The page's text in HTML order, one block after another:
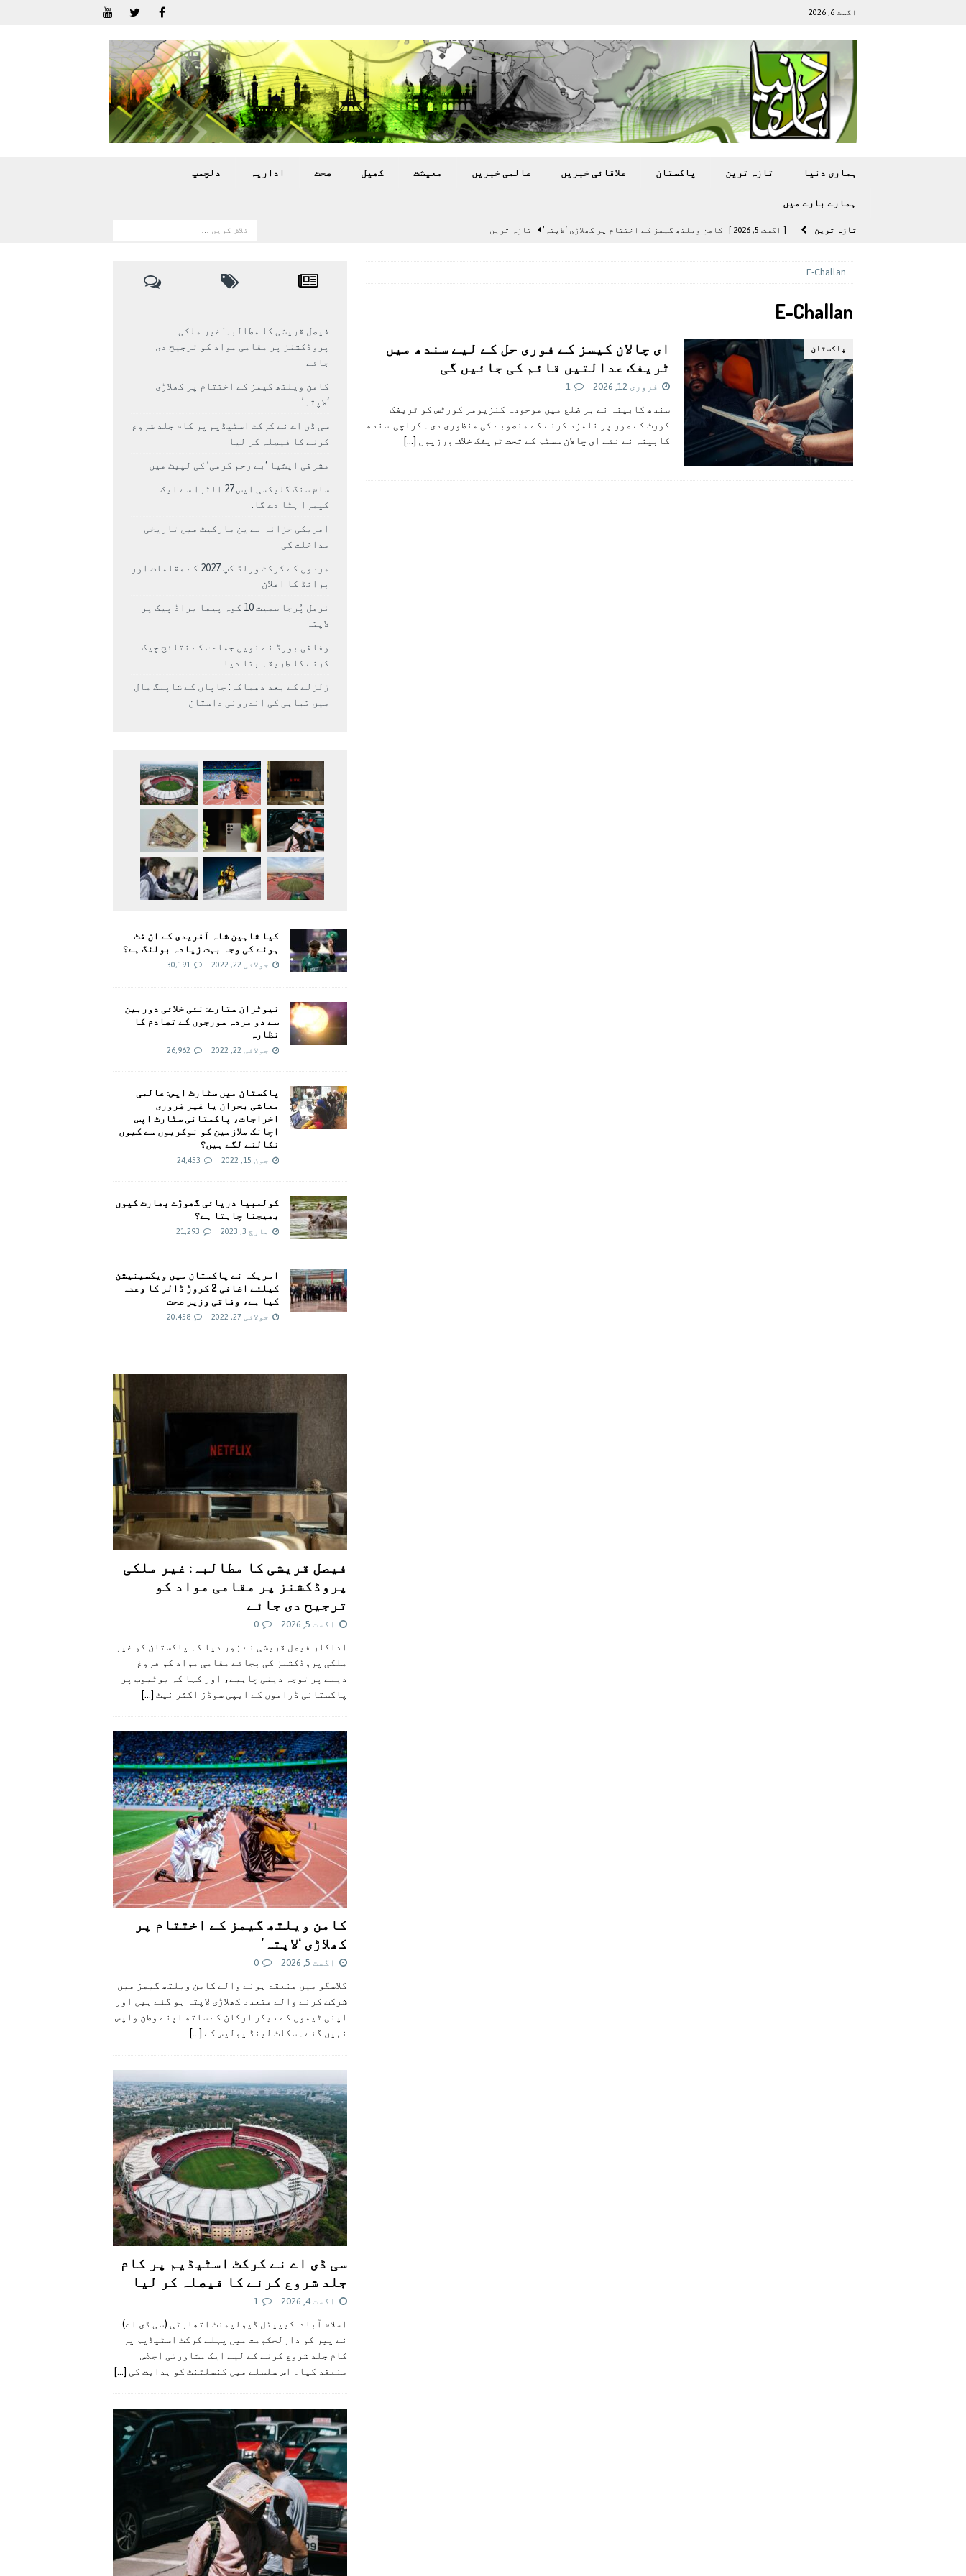
اگست 6, 2026
ہماری دنیا تازہ ترين پاکستان علاقائی خبريں عالمی خبريں معيشت کھيل صحت اداريہ دلچسپ
ہمارے بارے ميں
تازہ ترين [ اگست 5, 2026 ] کامن ویلتھ گیمز کے اختتام پر کھلاڑی ‘لاپتہ’ تازہ ترين
[ اگست 3, 2026 ]
پاکستان
E-Challan
E-Challan
پاکستان
ای چالان کیسز کے فوری حل کے لیے سندھ میں
ٹریفک عدالتیں قائم کی جائیں گی
فروری 12, 2026 1
سندھ کابینہ نے ہر ضلع میں موجودہ کنزیومر کورٹس کو ٹریفک
کورٹ کے طور پر نامزد کرنے کے منصوبے کی منظوری دی۔ کراچی: سندھ
کابینہ نے نئے ای چالان سسٹم کے تحت ٹریفک خلاف ورزیوں […]
فیصل قریشی کا مطالبہ: غیر ملکی
پروڈکشنز پر مقامی مواد کو ترجیح دی
جائے
کامن ویلتھ گیمز کے اختتام پر کھلاڑی
‘لاپتہ’
سی ڈی اے نے کرکٹ اسٹیڈیم پر کام جلد شروع
کرنے کا فیصلہ کر لیا
مشرقی ایشیا ‘بے رحم گرمی’ کی لپیٹ میں
سام سنگ گلیکسی ایس 27 الٹرا سے ایک
کیمرا ہٹا دے گا.
امریکی خزانہ نے ین مارکیٹ میں تاریخی
مداخلت کی
مردوں کے کرکٹ ورلڈ کپ 2027 کے مقامات اور
برانڈ کا اعلان
نرمل پُرجا سمیت 10 کوہ پیما براڈ پیک پر
لاپتہ
وفاقی بورڈ نے نویں جماعت کے نتائج چیک
کرنے کا طریقہ بتا دیا
زلزلے کے بعد دھماکہ: جاپان کے شاپنگ مال
میں تباہی کی اندرونی داستان
کیا شاہین شاہ آفریدی کے ان فٹ
ہونے کی وجہ بہت زیادہ بولنگ ہے؟
جولائی 22, 2022 30,191
نیوٹران ستارے: نئی خلائی دوربین
سے دو مردہ سورجوں کے تصادم کا
نظارہ
جولائی 22, 2022 26,962
پاکستان میں سٹارٹ اپس: عالمی
معاشی بحران یا غیر ضروری
اخراجات، پاکستانی سٹارٹ اپس
اچانک ملازمین کو نوکریوں سے کیوں
نکالنے لگے ہیں؟
جون 15, 2022 24,453
کولمبیا دریائی گھوڑے بھارت کیوں
بھیجنا چاہتا ہے؟
مارچ 3, 2023 21,293
امريکہ نے پاکستان میں ویکسینیشن
کیلئے اضافی 2 کروڑ ڈالر کا وعدہ
کیا ہے، وفاقی وزیر صحت
جولائی 27, 2022 20,458
فیصل قریشی کا مطالبہ: غیر ملکی
پروڈکشنز پر مقامی مواد کو
ترجیح دی جائے
اگست 5, 2026 0
اداکار فیصل قریشی نے زور دیا کہ پاکستان کو غیر
ملکی پروڈکشنز کی بجائے مقامی مواد کو فروغ
دینے پر توجہ دینی چاہیے، اور کہا کہ یوٹیوب پر
پاکستانی ڈراموں کے ایپی سوڈز اکثر نیٹ [...]
کامن ویلتھ گیمز کے اختتام پر
کھلاڑی ‘لاپتہ’
اگست 5, 2026 0
گلاسگو میں منعقد ہونے والے کامن ویلتھ گیمز میں
شرکت کرنے والے متعدد کھلاڑی لاپتہ ہو گئے ہیں اور
اپنی ٹیموں کے دیگر ارکان کے ساتھ اپنے وطن واپس
نہیں گئے۔ سکاٹ لینڈ پولیس کے [...]
سی ڈی اے نے کرکٹ اسٹیڈیم پر کام
جلد شروع کرنے کا فیصلہ کر لیا
اگست 4, 2026 1
اسلام آباد: کیپیٹل ڈیولپمنٹ اتھارٹی (سی ڈی اے)
نے پیر کو دارلحکومت میں پہلے کرکٹ اسٹیڈیم پر
کام جلد شروع کرنے کے لیے ایک مشاورتی اجلاس
منعقد کیا۔ اس سلسلے میں کنسلٹنٹ کو ہدایت کی [...]